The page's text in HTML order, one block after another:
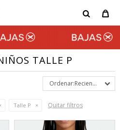
TALLE P
Recientes
Talle P Quitar filtros